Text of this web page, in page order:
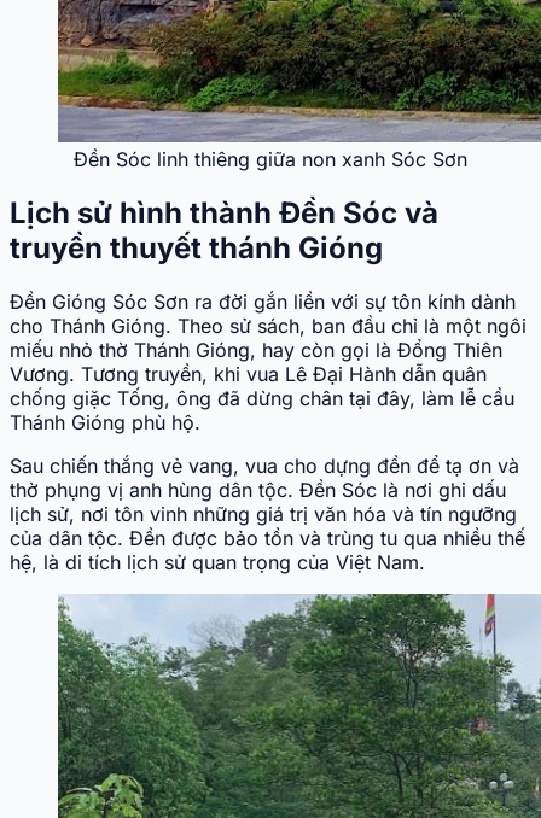
Đền Sóc linh thiêng giữa non xanh Sóc Sơn
Lịch sử hình thành Đền Sóc và
truyền thuyết thánh Gióng
Đền Gióng Sóc Sơn ra đời gắn liền với sự tôn kính dành
cho Thánh Gióng. Theo sử sách, ban đầu chỉ là một ngôi
miếu nhỏ thờ Thánh Gióng, hay còn gọi là Đổng Thiên
Vương. Tương truyền, khi vua Lê Đại Hành dẫn quân
chống giặc Tống, ông đã dừng chân tại đây, làm lễ cầu
Thánh Gióng phù hộ.
Sau chiến thắng vẻ vang, vua cho dựng đền để tạ ơn và
thờ phụng vị anh hùng dân tộc. Đền Sóc là nơi ghi dấu
lịch sử, nơi tôn vinh những giá trị văn hóa và tín ngưỡng
của dân tộc. Đền được bảo tồn và trùng tu qua nhiều thế
hệ, là di tích lịch sử quan trọng của Việt Nam.